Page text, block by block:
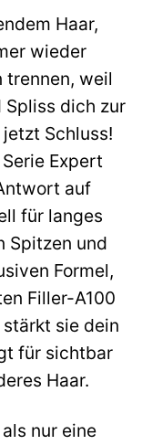
Haar,
wieder
trennen, weil
Spliss dich zur
Schluss!
Expert
auf
für langes
Spitzen und
Formel,
Filler-A100
sie dein
für sichtbar
Haar.
nur eine